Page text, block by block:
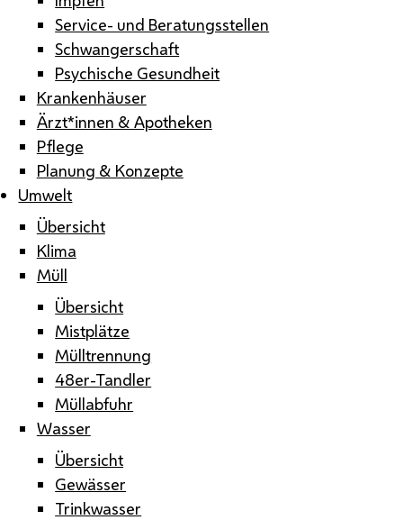
Service- und Beratungsstellen
Schwangerschaft
Psychische Gesundheit
Krankenhäuser
Ärzt*innen & Apotheken
Pflege
Planung & Konzepte
Umwelt
Übersicht
Klima
Müll
Übersicht
Mistplätze
Mülltrennung
48er-Tandler
Müllabfuhr
Wasser
Übersicht
Gewässer
Trinkwasser